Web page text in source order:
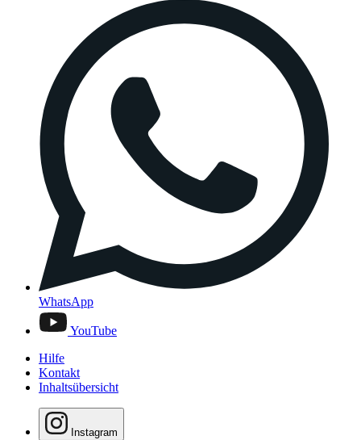
WhatsApp
YouTube
Hilfe
Kontakt
Inhaltsübersicht
Instagram